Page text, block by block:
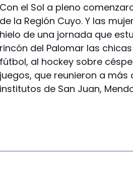
Con el Sol a pleno
de la Región Cuyo. Y las
hielo de una jornada que
rincón del Palomar las
fútbol, al hockey sobre
juegos, que reunieron a más
institutos de San Juan,